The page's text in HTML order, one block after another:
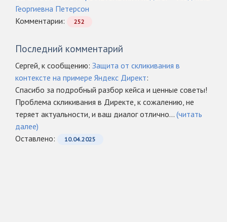
Георгиевна Петерсон
Комментарии:
252
Последний комментарий
Сергей, к сообщению: Защита от скликивания в
контексте на примере Яндекс Директ:
Спасибо за подробный разбор кейса и ценные советы!
Проблема скликивания в Директе, к сожалению, не
теряет актуальности, и ваш диалог отлично... (читать
далее)
Оcтавлено:
10.04.2025